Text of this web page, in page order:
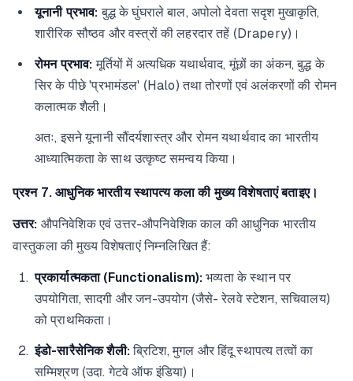
यूनानी प्रभाव: बुद्ध के घुंघराले बाल, अपोलो देवता सदृश मुखाकृति,
शारीरिक सौष्ठव और वस्त्रों की लहरदार तहें (Drapery)।
रोमन प्रभाव: मूर्तियों में अत्यधिक यथार्थवाद, मूंछों का अंकन, बुद्ध के
सिर के पीछे 'प्रभामंडल' (Halo) तथा तोरणों एवं अलंकरणों की रोमन
कलात्मक शैली।
अतः, इसने यूनानी सौंदर्यशास्त्र और रोमन यथार्थवाद का भारतीय
आध्यात्मिकता के साथ उत्कृष्ट समन्वय किया।
प्रश्न 7. आधुनिक भारतीय स्थापत्य कला की मुख्य विशेषताएं बताइए।
उत्तर: औपनिवेशिक एवं उत्तर-औपनिवेशिक काल की आधुनिक भारतीय
वास्तुकला की मुख्य विशेषताएं निम्नलिखित हैं:
प्रकार्यात्मकता (Functionalism): भव्यता के स्थान पर
उपयोगिता, सादगी और जन-उपयोग (जैसे- रेलवे स्टेशन, सचिवालय)
को प्राथमिकता।
इंडो-सारैसेनिक शैली:ब्रिटिश, मुगल और हिंदू स्थापत्य तत्वों का
सम्मिश्रण (उदा. गेटवे ऑफ इंडिया)।